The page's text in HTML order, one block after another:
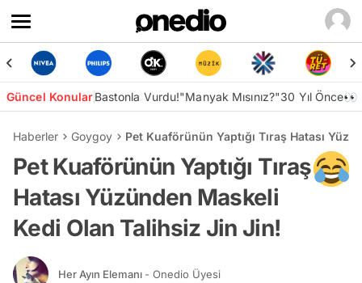
Güncel KonularBastonla Vurdu!"Manyak Mısınız?"30 Yıl Önce👀
Haberler Goygoy Pet Kuaförünün Yaptığı Tıraş Hatası
Pet Kuaförünün Yaptığı Tıraş
Hatası Yüzünden Maskeli
Kedi Olan Talihsiz Jin Jin!
Her Ayın Elemanı - Onedio Üyesi